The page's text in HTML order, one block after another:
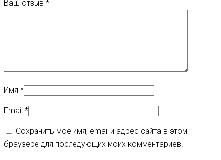
Ваш отзыв *
Имя *
Email *
Сохранить моё имя, email и адрес сайта в этом
браузере для последующих моих комментариев.